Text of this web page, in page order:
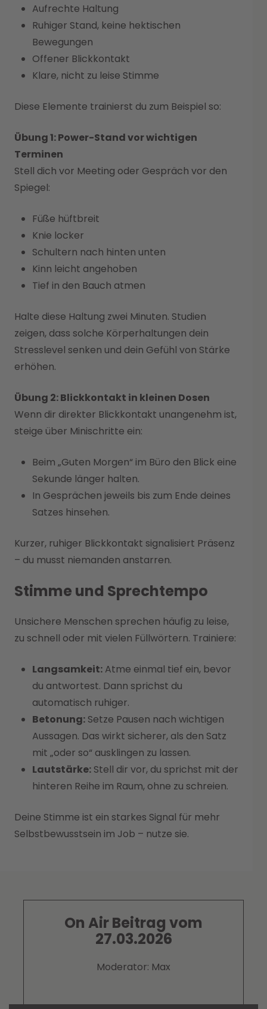
Aufrechte Haltung
Ruhiger Stand, keine hektischen
Bewegungen
Offener Blickkontakt
Klare, nicht zu leise Stimme
Diese Elemente trainierst du zum Beispiel so:
Übung 1: Power-Stand vor wichtigen
Terminen
Stell dich vor Meeting oder Gespräch vor den
Spiegel:
Füße hüftbreit
Knie locker
Schultern nach hinten unten
Kinn leicht angehoben
Tief in den Bauch atmen
Halte diese Haltung zwei Minuten. Studien
zeigen, dass solche Körperhaltungen dein
Stresslevel senken und dein Gefühl von Stärke
erhöhen.
Übung 2: Blickkontakt in kleinen Dosen
Wenn dir direkter Blickkontakt unangenehm ist,
steige über Minischritte ein:
Beim „Guten Morgen“ im Büro den Blick eine
Sekunde länger halten.
In Gesprächen jeweils bis zum Ende deines
Satzes hinsehen.
Kurzer, ruhiger Blickkontakt signalisiert Präsenz
– du musst niemanden anstarren.
Stimme und Sprechtempo
Unsichere Menschen sprechen häufig zu leise,
zu schnell oder mit vielen Füllwörtern. Trainiere:
Langsamkeit: Atme einmal tief ein, bevor
du antwortest. Dann sprichst du
automatisch ruhiger.
Betonung: Setze Pausen nach wichtigen
Aussagen. Das wirkt sicherer, als den Satz
mit „oder so“ ausklingen zu lassen.
Lautstärke: Stell dir vor, du sprichst mit der
hinteren Reihe im Raum, ohne zu schreien.
Deine Stimme ist ein starkes Signal für mehr
Selbstbewusstsein im Job – nutze sie.
On Air Beitrag vom
27.03.2026
Moderator: Max